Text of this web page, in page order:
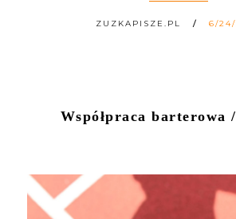
ZUZKAPISZE.PL 6/
Współpraca barterowa